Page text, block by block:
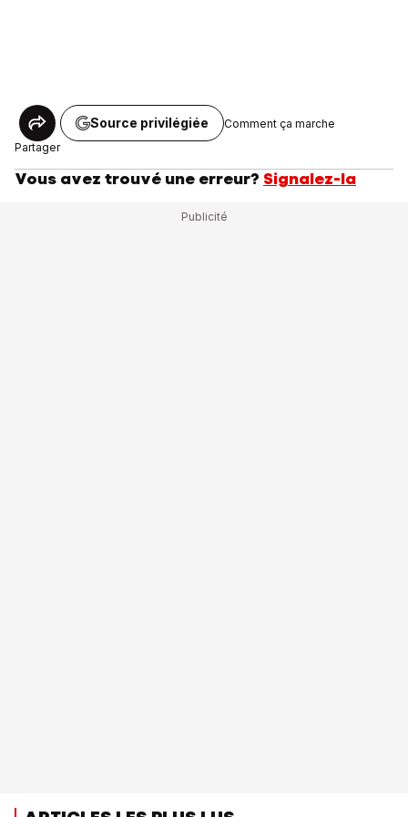
Partager
Source privilégiée Comment ça marche
Vous avez trouvé une erreur? Signalez-la